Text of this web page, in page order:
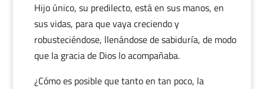
Hijo único, su predilecto, está en sus manos, en
sus vidas, para que vaya creciendo y
robusteciéndose, llenándose de sabiduría, de modo
que la gracia de Dios lo acompañaba.
¿Cómo es posible que tanto en tan poco, la